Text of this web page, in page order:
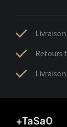
Livraison
Retours
+TaSa0